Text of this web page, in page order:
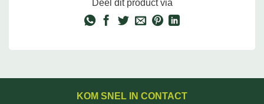
Deel dit product via
KOM SNEL IN CONTACT